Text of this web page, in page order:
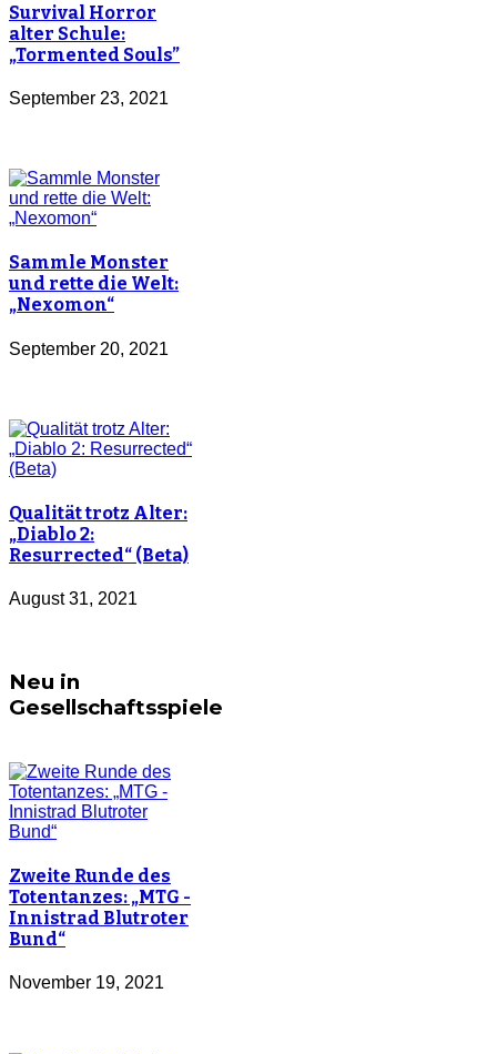
Survival Horror
alter Schule:
„Tormented Souls”
September 23, 2021
Sammle Monster
und rette die Welt:
„Nexomon“
September 20, 2021
Qualität trotz Alter:
„Diablo 2:
Resurrected“ (Beta)
August 31, 2021
Neu in
Gesellschaftsspiele
Zweite Runde des
Totentanzes: „MTG -
Innistrad Blutroter
Bund“
November 19, 2021